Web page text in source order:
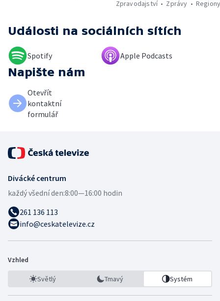
Zpravodajství
Zprávy
Události na sociálních sítích
Spotify Apple Podcasts
Napište nám
Otevřít
kontaktní
formulář
Divácké centrum
každý všední den:8:00—16:00 hodin
261 136 113
info@ceskatelevize.cz
Vzhled
Světlý Tmavý Systém